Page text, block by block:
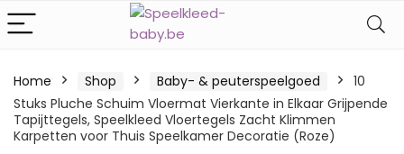
Home Shop Baby- & peuterspeelgoed
10
Stuks Pluche Schuim Vloermat Vierkante in Elkaar Grijpende
Tapijttegels, Speelkleed Vloertegels Zacht Klimmen
Karpetten voor Thuis Speelkamer Decoratie (Roze)